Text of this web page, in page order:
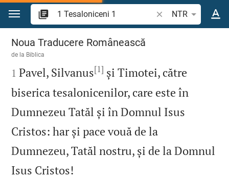
Sari la conținut
Căutați un verset
NTR
1 Tesaloniceni 1
Noua Traducere Românească
de la Biblica

1 Pavel, Silvanus[1] și Timotei, către
biserica tesalonicenilor, care este în
Dumnezeu Tatăl și în Domnul Isus
Cristos: har și pace vouă de la
Dumnezeu, Tatăl nostru, și de la Domnul
Isus Cristos!